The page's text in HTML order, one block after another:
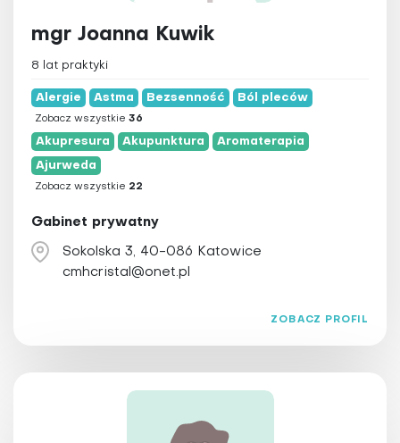
mgr Joanna Kuwik
8 lat praktyki
Alergie Astma Bezsenność Ból pleców
Zobacz wszystkie 36
Akupresura Akupunktura Aromaterapia
Ajurweda
Zobacz wszystkie 22
Gabinet prywatny
Sokolska 3, 40-086 Katowice
cmhcristal@onet.pl
ZOBACZ PROFIL